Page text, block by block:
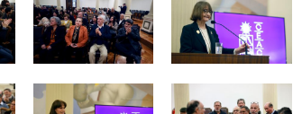
Zoom